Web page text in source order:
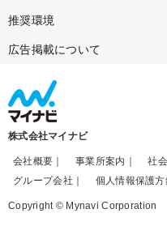
推奨環境
広告掲載について
株式会社マイナビ
会社概要 事業所案内 社
グループ会社
個人情報保護方
Copyright © Mynavi Corporation